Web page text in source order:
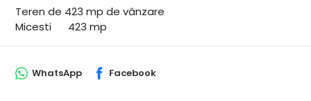
Teren de 423 mp de vânzare
Micesti
423 mp
WhatsApp Facebook